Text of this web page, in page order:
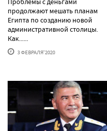
продолжают мешать планам
Египта по созданию новой
административной столицы.
Как......
3 ФЕВРАЛЯ'2020